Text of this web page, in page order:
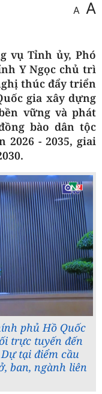
A A
vụ Tỉnh ủy, Phó
Y Ngọc chủ trì
thúc đẩy triển
gia xây dựng
vững và phát
bào dân tộc
- 2035, giai
phủ Hồ Quốc
trực tuyến đến
tại điểm cầu
ban, ngành liên